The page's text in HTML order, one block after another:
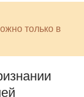
только в